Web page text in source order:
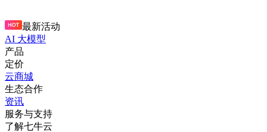
最新活动
AI 大模型
产品
定价
云商城
生态合作
资讯
服务与支持
了解七牛云